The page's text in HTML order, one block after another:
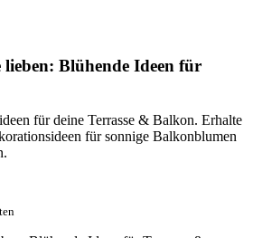
lieben: Blühende Ideen für
für deine Terrasse & Balkon. Erhalte
für sonnige Balkonblumen